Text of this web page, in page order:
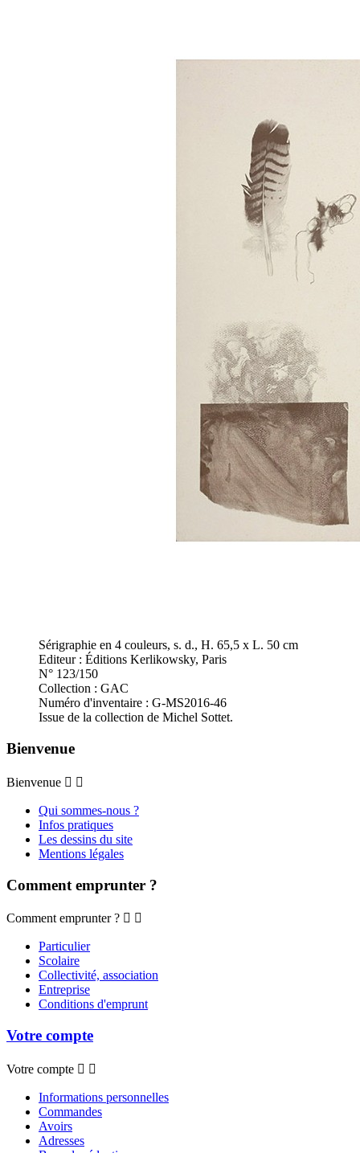
Sérigraphie en 4 couleurs, s. d., H. 65,5 x L. 50 cm
Editeur : Éditions Kerlikowsky, Paris
N° 123/150
Collection : GAC
Numéro d'inventaire : G-MS2016-46
Issue de la collection de Michel Sottet.
Bienvenue
Bienvenue  
Qui sommes-nous ?
Infos pratiques
Les dessins du site
Mentions légales
Comment emprunter ?
Comment emprunter ?  
Particulier
Scolaire
Collectivité, association
Entreprise
Conditions d'emprunt
Votre compte
Votre compte  
Informations personnelles
Commandes
Avoirs
Adresses